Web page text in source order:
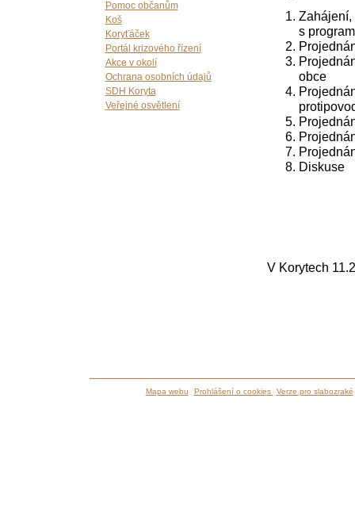
Pomoc občanům
Koš
Koryťáček
Portál krizového řízení
Akce v okolí
Ochrana osobních údajů
SDH Koryta
Veřejné osvětlení
Zahájení,
s
obce
Diskuse
V
Mapa webu Prohlášení o cookies Verze pro slabozraké